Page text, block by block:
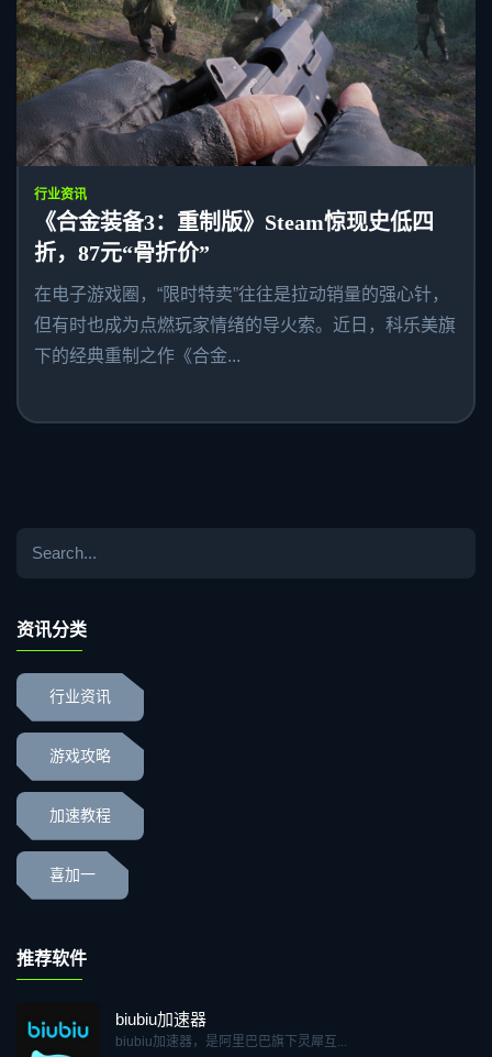
行业资讯
《合金装备3：重制版》Steam惊现史低四
折，87元“骨折价”
在电子游戏圈，“限时特卖”往往是拉动销量的强心针，
但有时也成为点燃玩家情绪的导火索。近日，科乐美旗
下的经典重制之作《合金...
资讯分类
行业资讯
游戏攻略
加速教程
喜加一
推荐软件
biubiu加速器
biubiu加速器，是阿里巴巴旗下灵犀互...